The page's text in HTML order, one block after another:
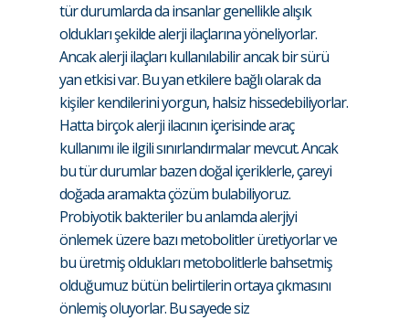
tür durumlarda da insanlar genellikle alışık
oldukları şekilde alerji ilaçlarına yöneliyorlar.
Ancak alerji ilaçları kullanılabilir ancak bir sürü
yan etkisi var. Bu yan etkilere bağlı olarak da
kişiler kendilerini yorgun, halsiz hissedebiliyorlar.
Hatta birçok alerji ilacının içerisinde araç
kullanımı ile ilgili sınırlandırmalar mevcut. Ancak
bu tür durumlar bazen doğal içeriklerle, çareyi
doğada aramakta çözüm bulabiliyoruz.
Probiyotik bakteriler bu anlamda alerjiyi
önlemek üzere bazı metobolitler üretiyorlar ve
bu üretmiş oldukları metobolitlerle bahsetmiş
olduğumuz bütün belirtilerin ortaya çıkmasını
önlemiş oluyorlar. Bu sayede siz